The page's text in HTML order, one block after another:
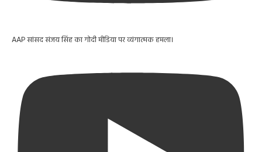
AAP सांसद संजय सिंह का गोदी मीडिया पर व्यंगात्मक हमला।